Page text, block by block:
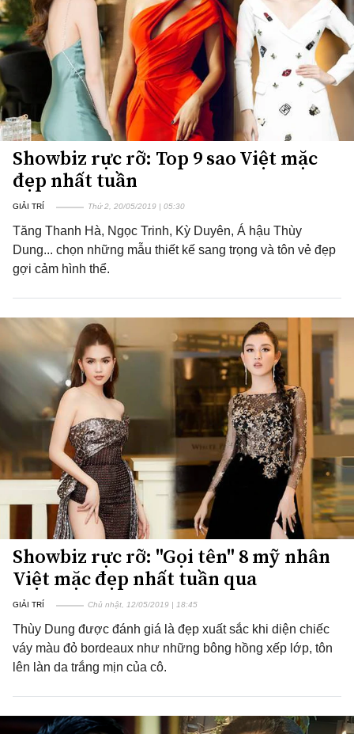
Showbiz rực rỡ: Top 9 sao Việt mặc
đẹp nhất tuần
GIẢI TRÍ Thứ 2, 20/05/2019 | 05:30
Tăng Thanh Hà, Ngọc Trinh, Kỳ Duyên, Á hậu Thùy
Dung... chọn những mẫu thiết kế sang trọng và tôn vẻ đẹp
gợi cảm hình thể.
Showbiz rực rỡ: "Gọi tên" 8 mỹ nhân
Việt mặc đẹp nhất tuần qua
GIẢI TRÍ Chủ nhật, 12/05/2019 | 18:45
Thùy Dung được đánh giá là đẹp xuất sắc khi diện chiếc
váy màu đỏ bordeaux như những bông hồng xếp lớp, tôn
lên làn da trắng mịn của cô.